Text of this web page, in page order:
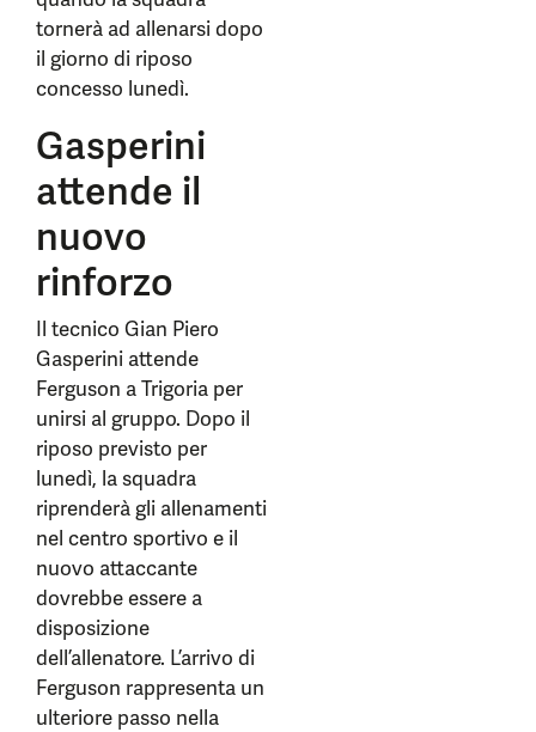
tornerà ad allenarsi dopo
il giorno di riposo
concesso lunedì.
Gasperini
attende il
nuovo
rinforzo
Il tecnico Gian Piero
Gasperini attende
Ferguson a Trigoria per
unirsi al gruppo. Dopo il
riposo previsto per
lunedì, la squadra
riprenderà gli allenamenti
nel centro sportivo e il
nuovo attaccante
dovrebbe essere a
disposizione
dell’allenatore. L’arrivo di
Ferguson rappresenta un
ulteriore passo nella